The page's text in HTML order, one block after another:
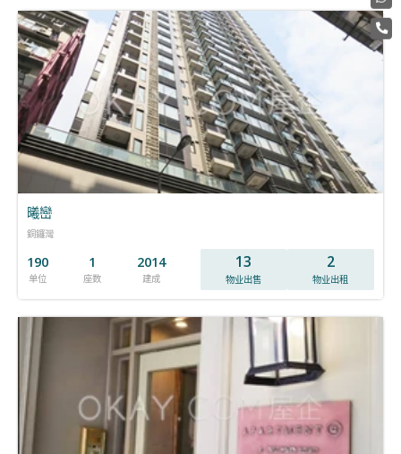
曦巒
銅鑼灣
190
单位
1
座数
2014
建成
13
物业出售
2
物业出租